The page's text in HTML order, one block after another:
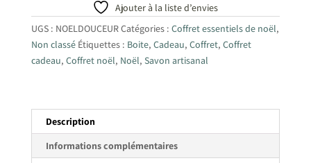
de
Noël"
Douceur
Ajouter à la liste d’envies
UGS : NOELDOUCEURCatégories : Coffret essentiels de noël,
Non classé Étiquettes : Boite, Cadeau, Coffret, Coffret
cadeau, Coffret noël, Noël, Savon artisanal
Description
Informations complémentaires